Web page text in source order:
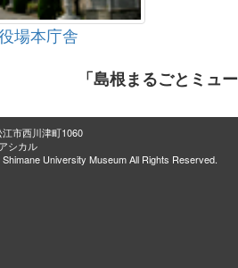
場本庁舎
「島根まるごとミュ
市西川津町1060
シカル
University Museum All Rights Reserved.